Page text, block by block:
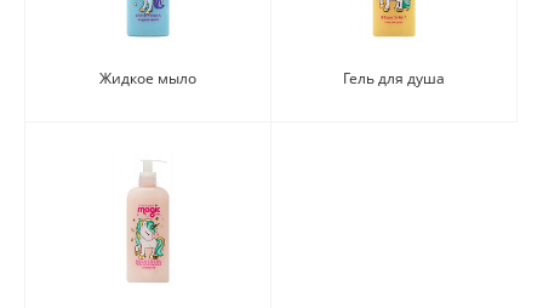
Жидкое мыло Гель для душа